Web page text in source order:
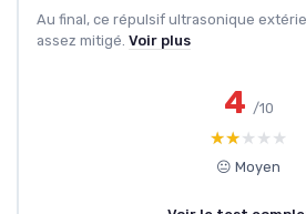
Au final, ce répulsif ultrasonique
assez mitigé. Voir plus
4 /10
★★★★★
★★★★★
😐 Moyen